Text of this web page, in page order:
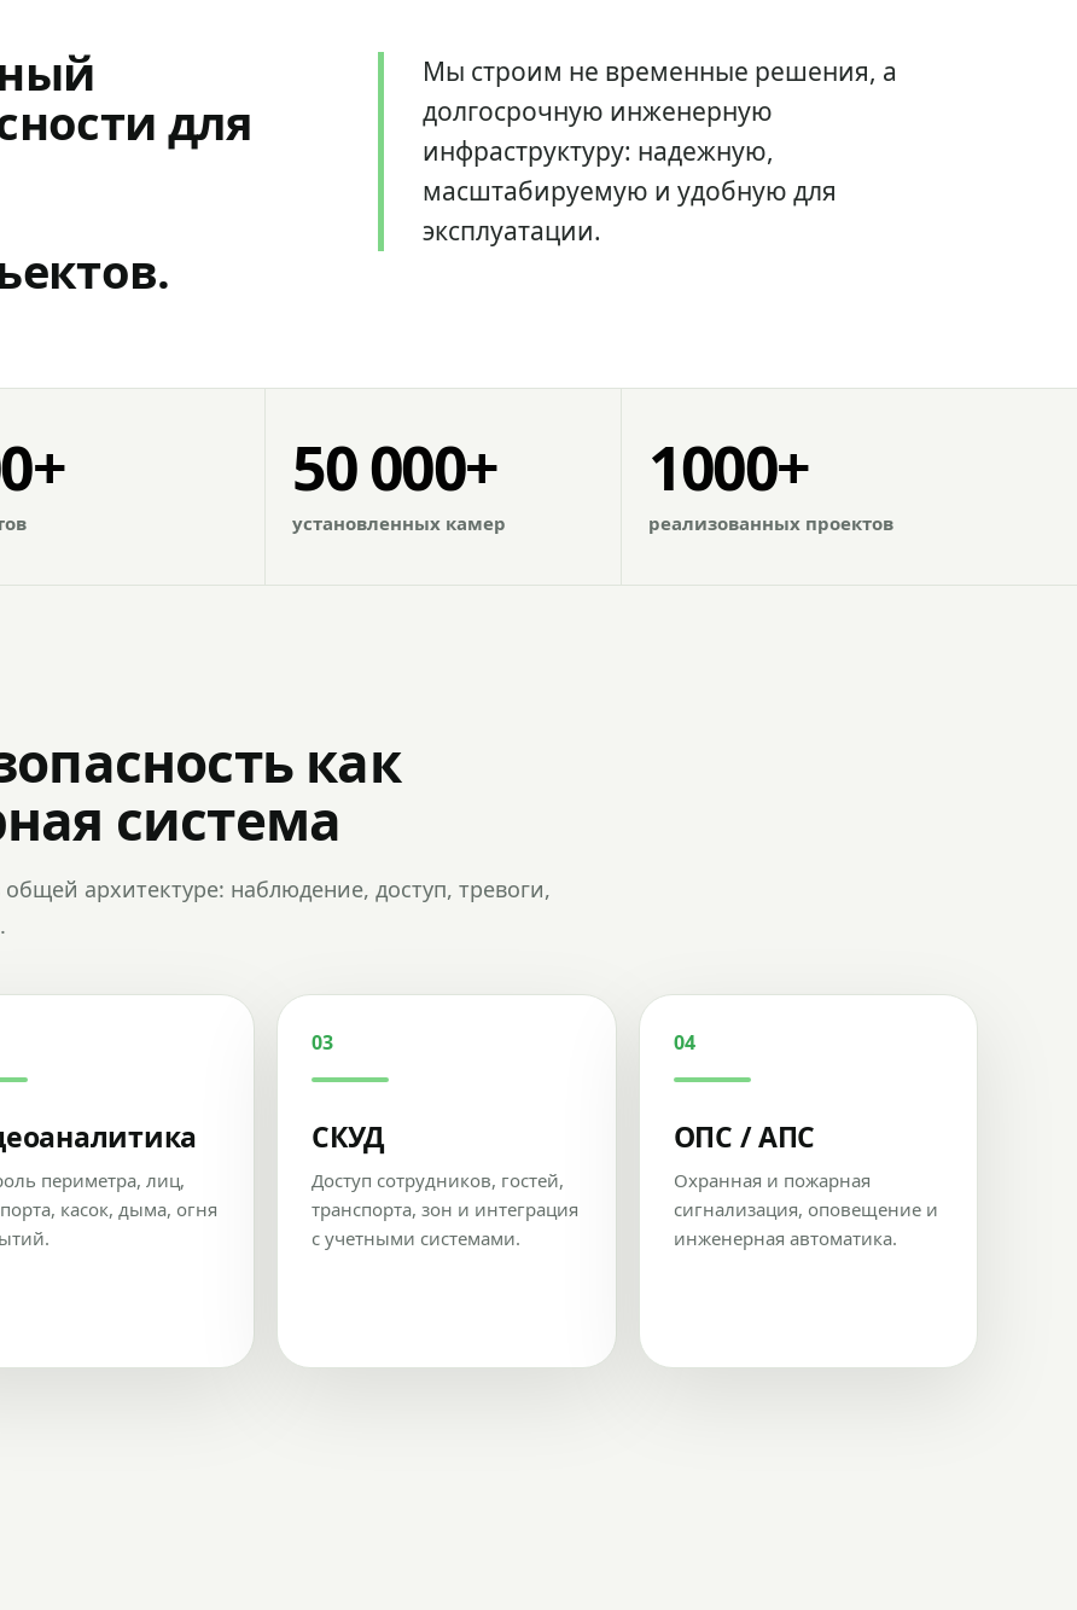
для
Мы строим не временные решения, а
долгосрочную инженерную
инфраструктуру: надежную,
масштабируемую и удобную для
эксплуатации.
50 000+
установленных камер
1000+
реализованных проектов
как
система
архитектуре: наблюдение, доступ, тревоги,
периметра, лиц,
касок, дыма, огня
03
СКУД
Доступ сотрудников, гостей,
транспорта, зон и интеграция
с учетными системами.
04
ОПС / АПС
Охранная и пожарная
сигнализация, оповещение и
инженерная автоматика.